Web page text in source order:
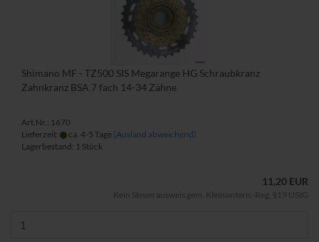
Shimano MF - TZ500 SIS Megarange HG Schraubkranz
Zahnkranz BSA 7 fach 14-34 Zähne
Art.Nr.: 1670
Lieferzeit:
ca. 4-5 Tage (Ausland abweichend)
Lagerbestand: 1 Stück
11,20 EUR
Kein Steuerausweis gem. Kleinuntern.-Reg. §19 UStG